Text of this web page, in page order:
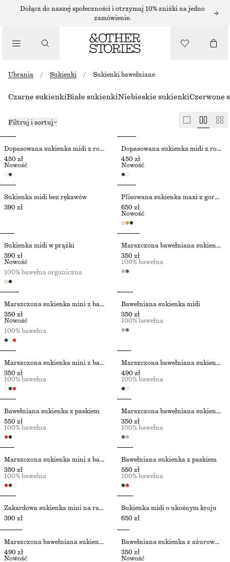
Dołącz do naszej społeczności i otrzymaj 10% zniżki na jedno
zamówienie.
Ubrania / Sukienki / Sukienki bawełniane
Czarne sukienkiBiałe sukienkiNiebieskie sukienkiCzerwone
Filtruj i sortuj
Dopasowana sukienka midi z rozszerzanym dołem
450 zł
Nowość
Dopasowana sukienka midi z rozszerzanym dołem
450 zł
Nowość
Sukienka midi bez rękawów
390 zł
Plisowana sukienka maxi z gorsetem
650 zł
Nowość
Sukienka midi w prążki
390 zł
Nowość
100% bawełna organiczna
Marszczona bawełniana sukienka midi
350 zł
100% bawełna
Marszczona sukienka mini z bawełnianej popeliny
350 zł
Nowość
100% bawełna
Bawełniana sukienka midi
350 zł
100% bawełna
Marszczona sukienka mini z bawełnianej popeliny
350 zł
100% bawełna
Marszczona bawełniana sukienka
490 zł
100% bawełna
Bawełniana sukienka z paskiem
550 zł
100% bawełna
Marszczona bawełniana sukienka midi
350 zł
100% bawełna
Marszczona sukienka mini z bawełnianej popeliny
350 zł
100% bawełna
Bawełniana sukienka z paskiem
550 zł
100% bawełna
Żakardowa sukienka mini na ramiączkach
390 zł
Sukienka midi o ukośnym kroju
650 zł
Marszczona bawełniana sukienka
490 zł
Nowość
Bawełniana sukienka z ażurowej dzianiny
350 zł
Nowość